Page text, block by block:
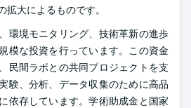
大によるものです。
環境モニタリング、技術革新の進歩
模な投資を行っています。この資金
民間ラボとの共同プロジェクトを支
験、分析、データ収集のために高品
依存しています。学術助成金と国家